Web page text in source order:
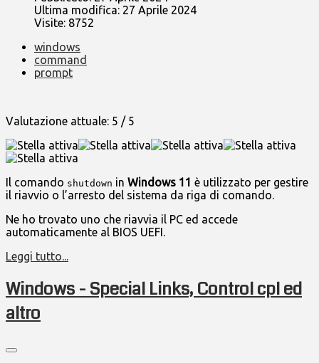
Ultima modifica: 27 Aprile 2024
Visite: 8752
windows
command
prompt
Valutazione attuale: 5 / 5
Il comando shutdown in Windows 11 è utilizzato per gestire
il riavvio o l’arresto del sistema da riga di comando.
Ne ho trovato uno che riavvia il PC ed accede
automaticamente al BIOS UEFI.
Leggi tutto...
Windows - Special Links, Control cpl ed
altro